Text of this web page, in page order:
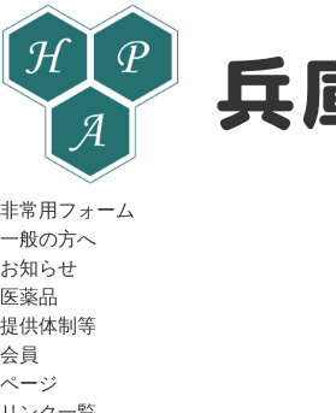
非常用フォーム
一般の方へ
お知らせ
医薬品
提供体制等
会員
ページ